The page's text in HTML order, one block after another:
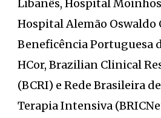
Libanês, Hospital
Hospital Alemão Oswaldo
Beneficência Portuguesa
HCor, Brazilian Clinical
(BCRI) e Rede Brasileira
Terapia Intensiva